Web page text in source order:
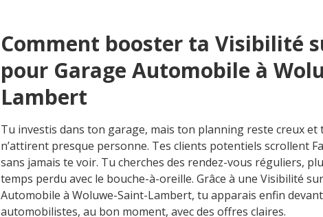
Comment booster ta Visibilité
pour Garage Automobile à
Lambert
Tu investis dans ton garage, mais ton planning reste creux et
n’attirent presque personne. Tes clients potentiels scrollent
sans jamais te voir. Tu cherches des rendez-vous réguliers,
temps perdu avec le bouche-à-oreille. Grâce à une Visibilité
Automobile à Woluwe-Saint-Lambert, tu apparais enfin
automobilistes, au bon moment, avec des offres claires.